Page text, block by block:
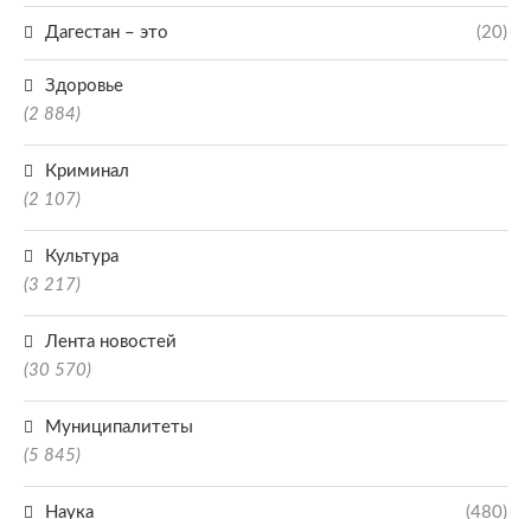
Дагестан – это (20)
Здоровье
(2 884)
Криминал
(2 107)
Культура
(3 217)
Лента новостей
(30 570)
Муниципалитеты
(5 845)
Наука (480)